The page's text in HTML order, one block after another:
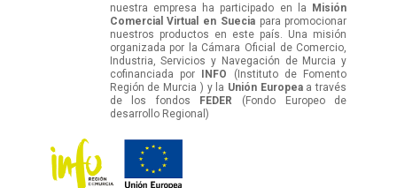
nuestra empresa ha participado en la Misión
Comercial Virtual en Sueciapara promocionar
nuestros productos en este país. Una misión
organizada por la Cámara Oficial de Comercio,
Industria, Servicios y Navegación de Murcia y
cofinanciada por INFO (Instituto de Fomento
Región de Murcia ) y la Unión Europeaa través
de los fondos FEDER
(Fondo Europeo de
desarrollo Regional)